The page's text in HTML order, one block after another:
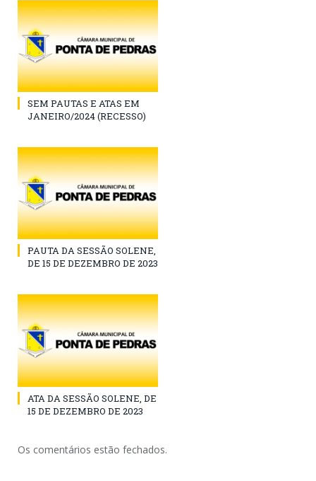
SEM PAUTAS E ATAS EM
JANEIRO/2024 (RECESSO)
PAUTA DA SESSÃO SOLENE,
DE 15 DE DEZEMBRO DE 2023
ATA DA SESSÃO SOLENE, DE
15 DE DEZEMBRO DE 2023
Os comentários estão fechados.